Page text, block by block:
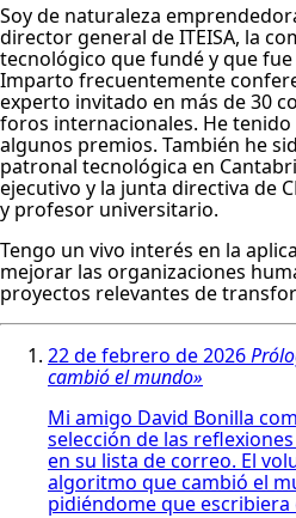
Soy de naturaleza
director general deITEISA, la
tecnológico que fundé y que
Imparto frecuentemente
experto invitado en más de 30
foros internacionales. He
algunos premios. También he
patronal tecnológica en
ejecutivo y la junta directiva de
y profesor universitario.
Tengo un vivo interés en la
mejorar las organizaciones
proyectos relevantes de
22 de febrero de 2026
cambió el mundo»
Mi amigo David Bonilla
selección de las
en su lista de correo. El
algoritmo que cambió el
pidiéndome que